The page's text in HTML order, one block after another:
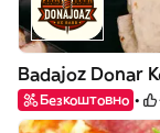
Badajoz Donar
Безкоштовно